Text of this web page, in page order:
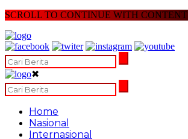
SCROLL TO CONTINUE WITH CONTENT
✖
Home
Nasional
Internasional